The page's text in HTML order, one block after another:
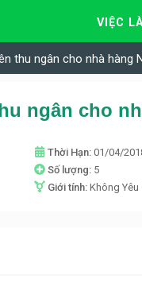
VIỆC
thu ngân cho nhà hàng
ngân cho
Thời Hạn: 01/04/
Số lượng: 5
Giới tính: Không Yêu